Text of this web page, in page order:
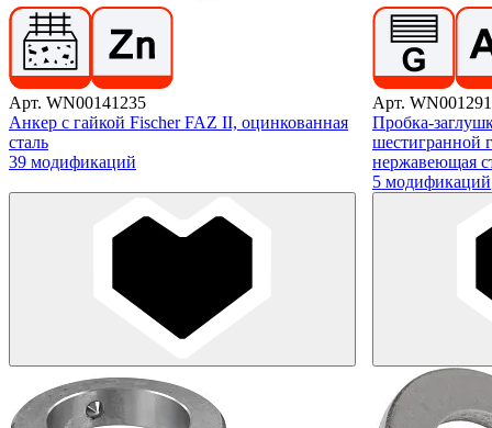
Арт. WN00141235
Анкер с гайкой Fischer FAZ II, оцинкованная
сталь
39 модификаций
Арт.
Пробка-
шестигранной
нержавеющая
5 модификаций